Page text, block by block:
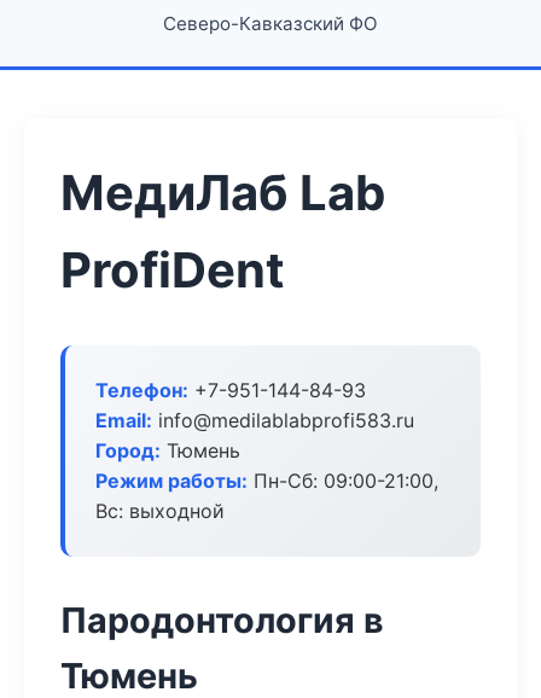
Северо-Кавказский ФО
МедиЛаб Lab
ProfiDent
Телефон: +7-951-144-84-93
Email: info@medilablabprofi583.ru
Город: Тюмень
Режим работы: Пн-Сб: 09:00-21:00,
Вс: выходной
Пародонтология в
Тюмень